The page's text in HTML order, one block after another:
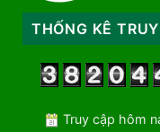
THỐNG KÊ
Truy cập hôm